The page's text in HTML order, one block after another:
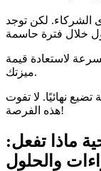
الشركاء. لكن توجد
لاستعادة قيمة
ميزتك.
تضيع نهائيًا. لا تفوت
هذه الفرصة!
ماذا تفعل:
والحلول